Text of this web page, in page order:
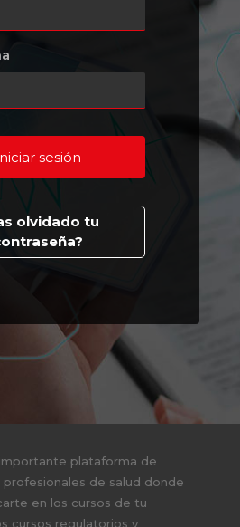
olvidado tu
plataforma de
de salud donde
en los cursos de tu
cursos regulatorios y